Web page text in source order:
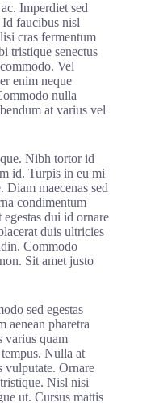
Imperdiet sed
faucibus nisl
cras fermentum
tristique senectus
Vel
enim neque
nulla
at varius vel
Nibh tortor id
id. Turpis in eu mi
Diam maecenas sed
condimentum
dui id ornare
duis ultricies
Commodo
Sit amet justo
sed egestas
aenean pharetra
varius quam
Nulla at
vulputate. Ornare
Nisl nisi
ut. Cursus mattis